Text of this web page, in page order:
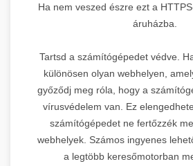
Ha nem veszed észre ezt a
áruházba.
Tartsd a számítógépedet védve.
különösen olyan webhelyen,
győződj meg róla, hogy a
vírusvédelem van. Ez
számítógépedet ne fertőzzék
webhelyek. Számos ingyenes
a legtöbb keresőmotorban